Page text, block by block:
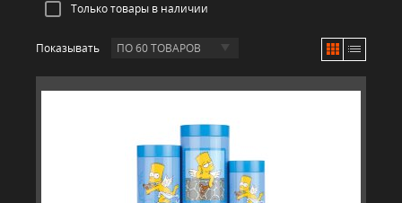
Только товары в наличии
Показывать ПО 60 ТОВАРОВ